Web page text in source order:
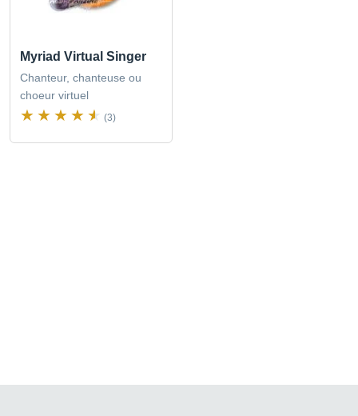
Myriad Virtual Singer
Chanteur, chanteuse ou
choeur virtuel
(3)